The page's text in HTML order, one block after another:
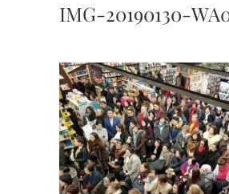
IMG-20190130-